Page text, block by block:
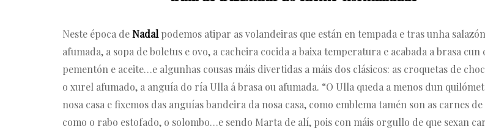
Neste época deNadal podemos atipar as volandeiras que están en tempada e tras unha
afumada, a sopa de boletus e ovo, a cacheira cocida a baixa temperatura e acabada a brasa cun
pementón e aceite…e algunhas cousas máis divertidas a máis dos clásicos: as croquetas de
o xurel afumado, a anguía do ría Ulla á brasa ou afumada. “O Ulla queda a menos dun
nosa casa e fixemos das anguías bandeira da nosa casa, como emblema tamén son as carnes
como o rabo estofado, o solombo…e sendo Marta de alí, pois con máis orgullo de que sexan